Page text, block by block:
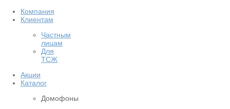
Компания
Клиентам
Частным
лицам
Для
ТСЖ
Акции
Каталог
Домофоны